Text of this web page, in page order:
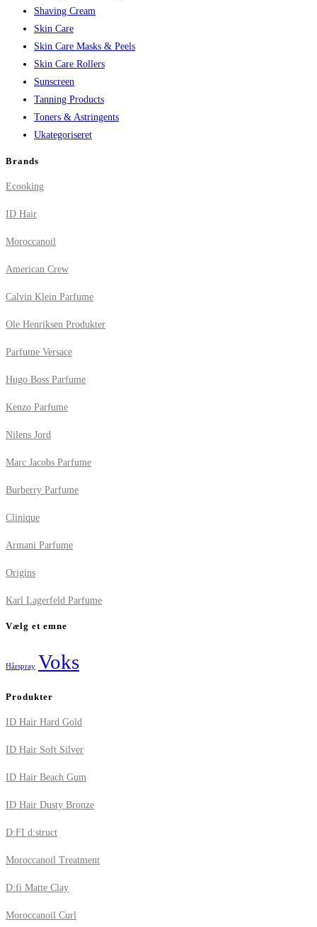
Shaving Cream
Skin Care
Skin Care Masks & Peels
Skin Care Rollers
Sunscreen
Tanning Products
Toners & Astringents
Ukategoriseret
Brands
Ecooking
ID Hair
Moroccanoil
American Crew
Calvin Klein Parfume
Ole Henriksen Produkter
Parfume Versace
Hugo Boss Parfume
Kenzo Parfume
Nilens Jord
Marc Jacobs Parfume
Burberry Parfume
Clinique
Armani Parfume
Origins
Karl Lagerfeld Parfume
Vælg et emne
Hårspray Voks
Produkter
ID Hair Hard Gold
ID Hair Soft Silver
ID Hair Beach Gum
ID Hair Dusty Bronze
D:FI d:struct
Moroccanoil Treatment
D:fi Matte Clay
Moroccanoil Curl